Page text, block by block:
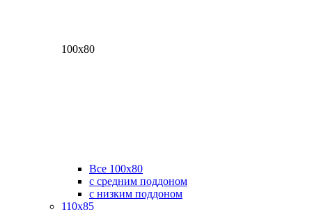
100х80
Все 100х80
с средним поддоном
с низким поддоном
110х85